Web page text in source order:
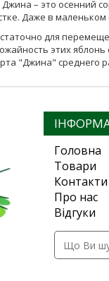
– это осенний
Даже в маленьком
для
этих
"Джина"
Головна
Товари
Контакти
Про нас
Відгуки